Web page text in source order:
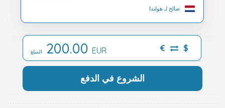
صالح لـ هولندا
المبلغ: 200.00 EUR € $
الشروع في الدفع